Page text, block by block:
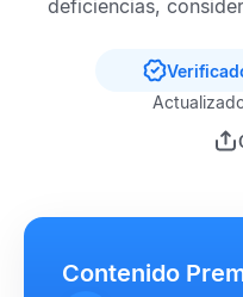
deficiencias,
Contenido